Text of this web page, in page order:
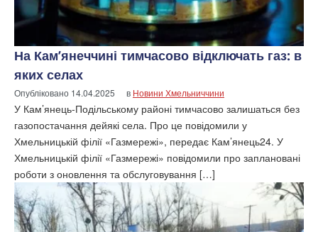
На Кам’янеччині тимчасово відключать газ: в
яких селах
Опубліковано 14.04.2025 в Новини Хмельниччини
У Кам’янець-Подільському районі тимчасово залишаться без
газопостачання дейякі села. Про це повідомили у
Хмельницькій філії «Газмережі», передає Кам’янець24. У
Хмельницькій філії «Газмережі» повідомили про заплановані
роботи з оновлення та обслуговування […]